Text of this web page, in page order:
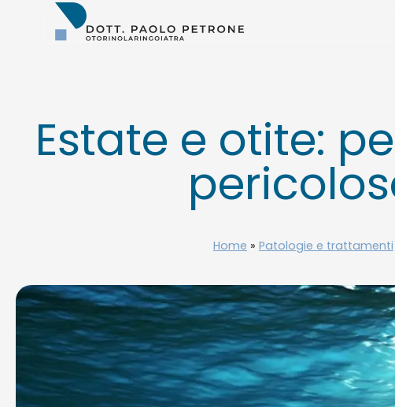
Otorino
Bari
Estate e otite:
Home » Patologie e trattamenti